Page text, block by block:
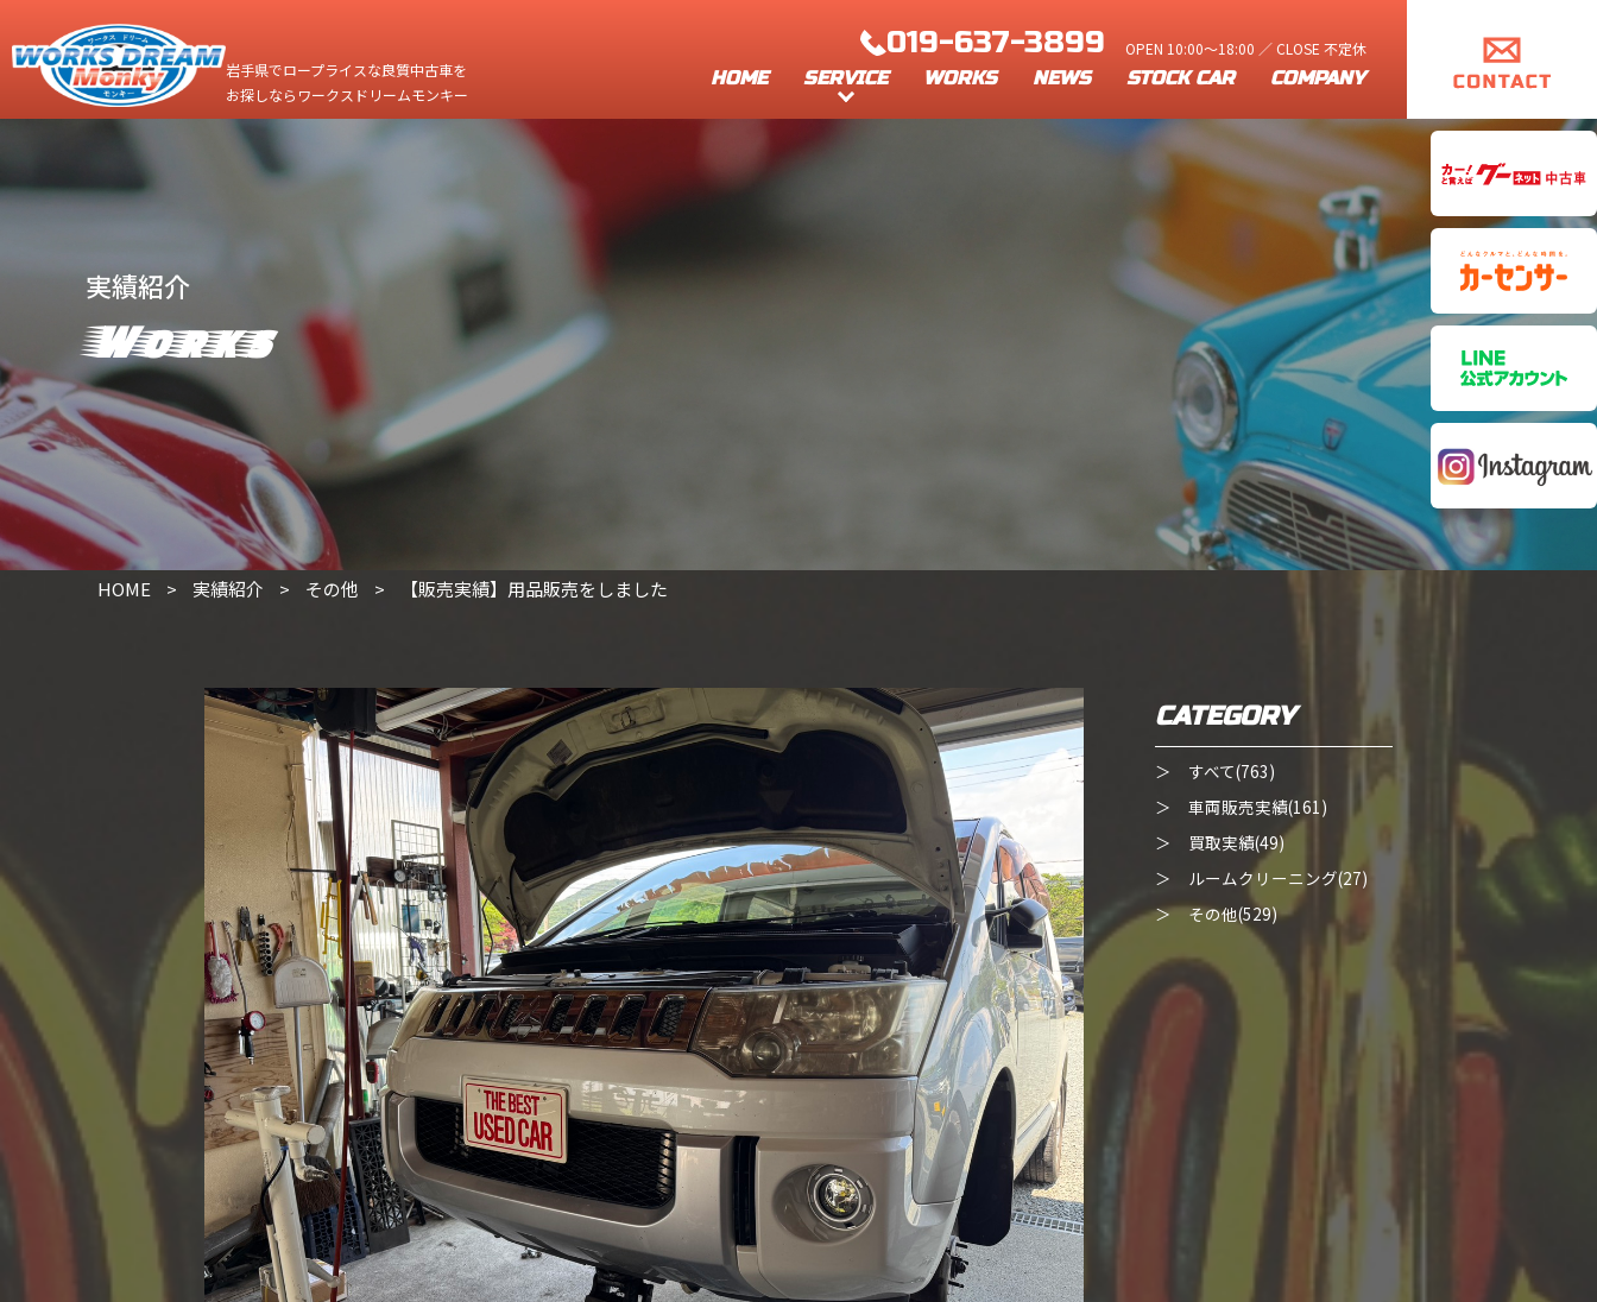
岩手県でロープライスな良質中古車を
お探しならワークスドリームモンキー
019-637-3899 OPEN 10:00～18:00 ／ CLOSE 不定休
HOME SERVICE WORKS NEWS STOCK CAR COMPANY
実績紹介
Works
HOME > 実績紹介 > その他 > 【販売実績】用品販売をしました
CATEGORY
＞ すべて(763)
＞ 車両販売実績(161)
＞ 買取実績(49)
＞ ルームクリーニング(27)
＞ その他(529)